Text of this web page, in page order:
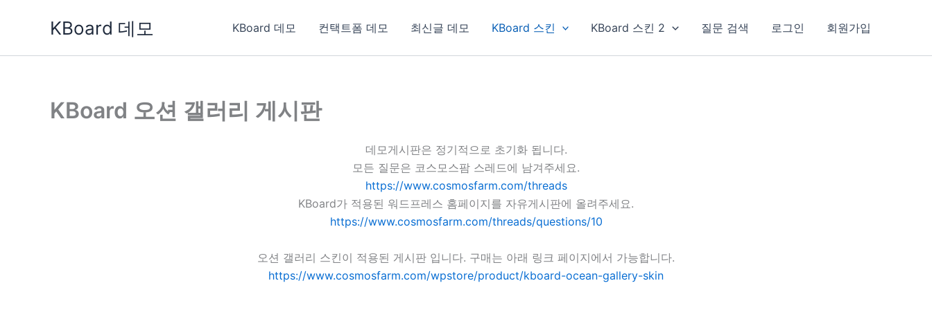
KBoard 데모 KBoard 데모 컨택트폼 데모 최신글 데모 KBoard 스킨 KBoard 스킨 2 질문 검색 로그인 회원가입
KBoard 오션 갤러리 게시판
데모게시판은 정기적으로 초기화 됩니다.
모든 질문은 코스모스팜 스레드에 남겨주세요.
https://www.cosmosfarm.com/threads
KBoard가 적용된 워드프레스 홈페이지를 자유게시판에 올려주세요.
https://www.cosmosfarm.com/threads/questions/10
오션 갤러리 스킨이 적용된 게시판 입니다. 구매는 아래 링크 페이지에서 가능합니다.
https://www.cosmosfarm.com/wpstore/product/kboard-ocean-gallery-skin